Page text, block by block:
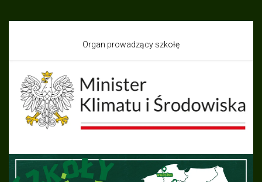
Organ prowadzący szkołę